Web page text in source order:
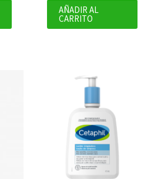
AÑADIR AL
CARRITO